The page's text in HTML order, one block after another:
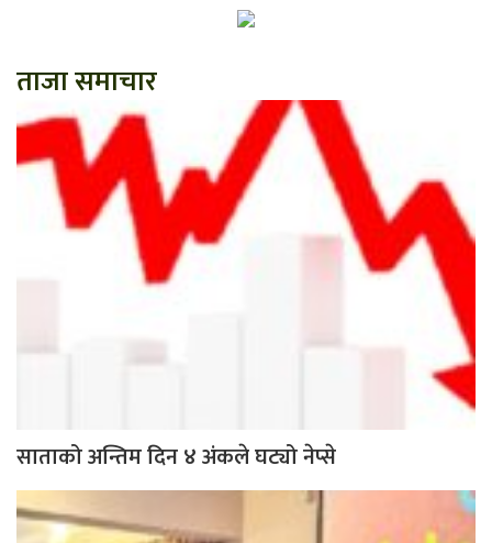
ताजा समाचार
साताको अन्तिम दिन ४ अंकले घट्यो नेप्से